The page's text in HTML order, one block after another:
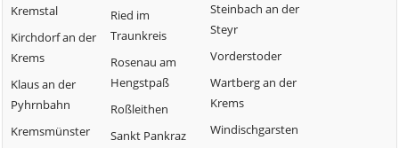
Kremstal
Kirchdorf an der
Krems
Klaus an der
Pyhrnbahn
Kremsmünster
Ried im
Traunkreis
Rosenau am
Hengstpaß
Roßleithen
Sankt Pankraz
Steinbach an der
Steyr
Vorderstoder
Wartberg an der
Krems
Windischgarsten